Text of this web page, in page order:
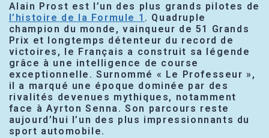
Alain Prost est l’un des plus grands pilotes de
l’histoire de la Formule 1 . Quadruple
champion du monde, vainqueur de 51 Grands
Prix et longtemps détenteur du record de
victoires, le Français a construit sa légende
grâce à une intelligence de course
exceptionnelle. Surnommé « Le Professeur »,
il a marqué une époque dominée par des
rivalités devenues mythiques, notamment
face à Ayrton Senna. Son parcours reste
aujourd’hui l’un des plus impressionnants du
sport automobile.